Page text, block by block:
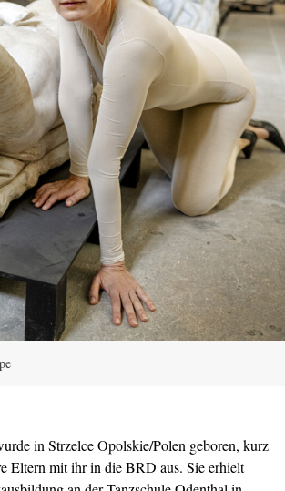
in Strzelce Opolskie/Polen geboren, kurz
Eltern mit ihr in die BRD aus. Sie erhielt